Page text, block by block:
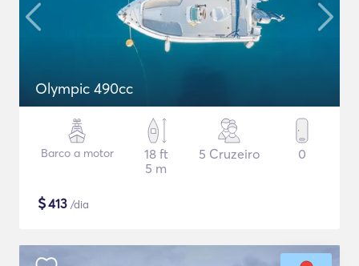
Olympic 490cc
Barco a motor
18 ft
5 m
5 Cruzeiro 0
$413 /dia